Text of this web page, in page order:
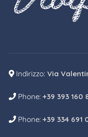
Indirizzo: Via
Phone:+39 393 160
Phone:+39 334 691